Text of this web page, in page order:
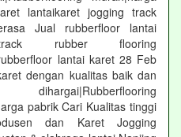
lantaikaret jogging track
Jual rubberfloor lantai
rubber flooring
lantai karet 28 Feb
dengan kualitas baik dan
pabrik Cari Kualitas tinggi
dan Karet Jogging